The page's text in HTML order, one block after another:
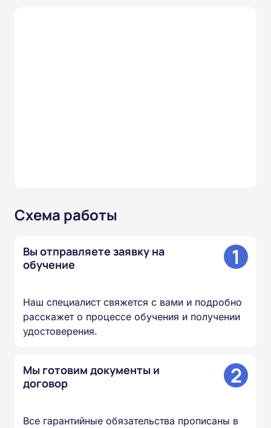
Схема работы
Вы отправляете заявку на
обучение
1
Наш специалист свяжется с вами и подробно
расскажет о процессе обучения и получении
удостоверения.
Мы готовим документы и
договор
2
Все гарантийные обязательства прописаны в